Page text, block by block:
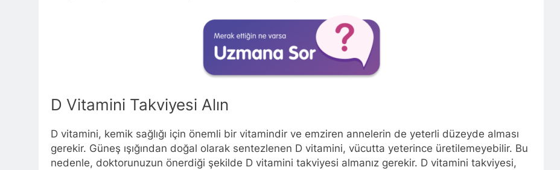
D Vitamini Takviyesi Alın
D vitamini, kemik sağlığı için önemli bir vitamindir ve emziren annelerin de yeterli düzeyde alması
gerekir. Güneş ışığından doğal olarak sentezlenen D vitamini, vücutta yeterince üretilemeyebilir. Bu
nedenle, doktorunuzun önerdiği şekilde D vitamini takviyesi almanız gerekir. D vitamini takviyesi,